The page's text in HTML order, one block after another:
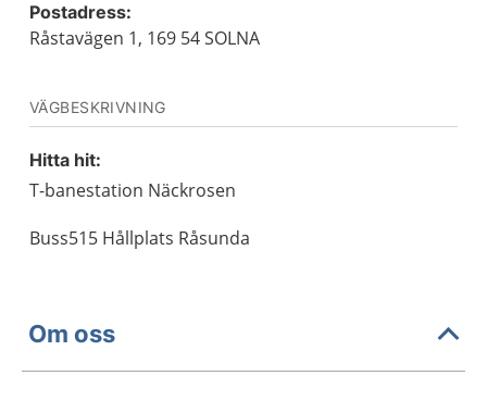
Postadress:
Råstavägen 1, 169 54 SOLNA
VÄGBESKRIVNING
Hitta hit:
T-banestation Näckrosen
Buss515 Hållplats Råsunda
Om oss